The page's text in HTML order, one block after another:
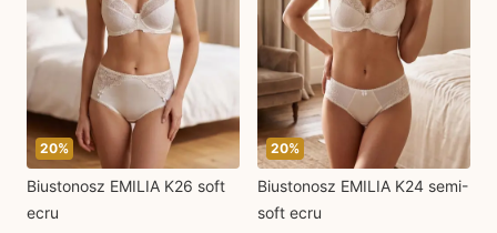
20%
Biustonosz EMILIA K26 soft
ecru
20%
Biustonosz EMILIA K24 semi-
soft ecru